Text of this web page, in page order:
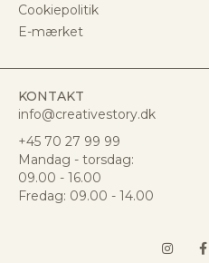
Cookiepolitik
E-mærket
KONTAKT
info@creativestory.dk
+45 70 27 99 99
Mandag - torsdag:
09.00 - 16.00
Fredag: 09.00 - 14.00